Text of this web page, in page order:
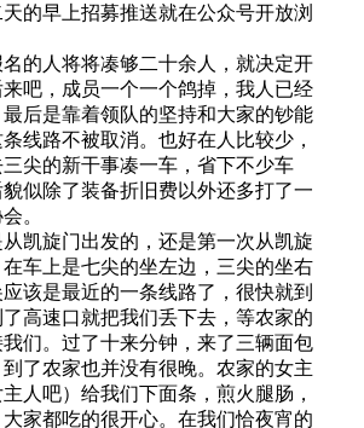
的早上招募推送就在公众号开放浏
的人将将凑够二十余人，就决定开
吧，成员一个一个鸽掉，我人已经
后是靠着领队的坚持和大家的钞能
线路不被取消。也好在人比较少，
尖的新干事凑一车，省下不少车
似除了装备折旧费以外还多打了一
。
凯旋门出发的，还是第一次从凯旋
车上是七尖的坐左边，三尖的坐右
该是最近的一条线路了，很快就到
高速口就把我们丢下去，等农家的
们。过了十来分钟，来了三辆面包
了农家也并没有很晚。农家的女主
主人吧）给我们下面条，煎火腿肠，
家都吃的很开心。在我们恰夜宵的